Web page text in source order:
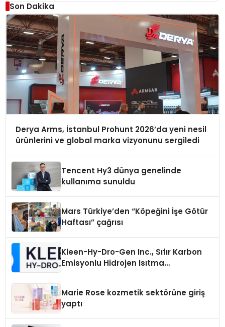
Son Dakika
Derya Arms, İstanbul Prohunt 2026’da yeni nesil
ürünlerini ve global marka vizyonunu sergiledi
Tencent Hy3 dünya genelinde
kullanıma sunuldu
Mars Türkiye’den “Köpeğini İşe Götür
Haftası” çağrısı
Kleen-Hy-Dro-Gen Inc., Sıfır Karbon
Emisyonlu Hidrojen Isıtma
Marie Rose kozmetik sektörüne giriş
yaptı